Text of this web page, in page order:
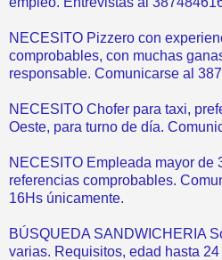
NECESITO Pizzero con
comprobables, con muchas
responsable. Comunicarse al
NECESITO Chofer para taxi,
Oeste, para turno de día.
NECESITO Empleada mayor de
referencias comprobables.
16Hs únicamente.
BÚSQUEDA SANDWICHERIA
varias. Requisitos, edad hasta